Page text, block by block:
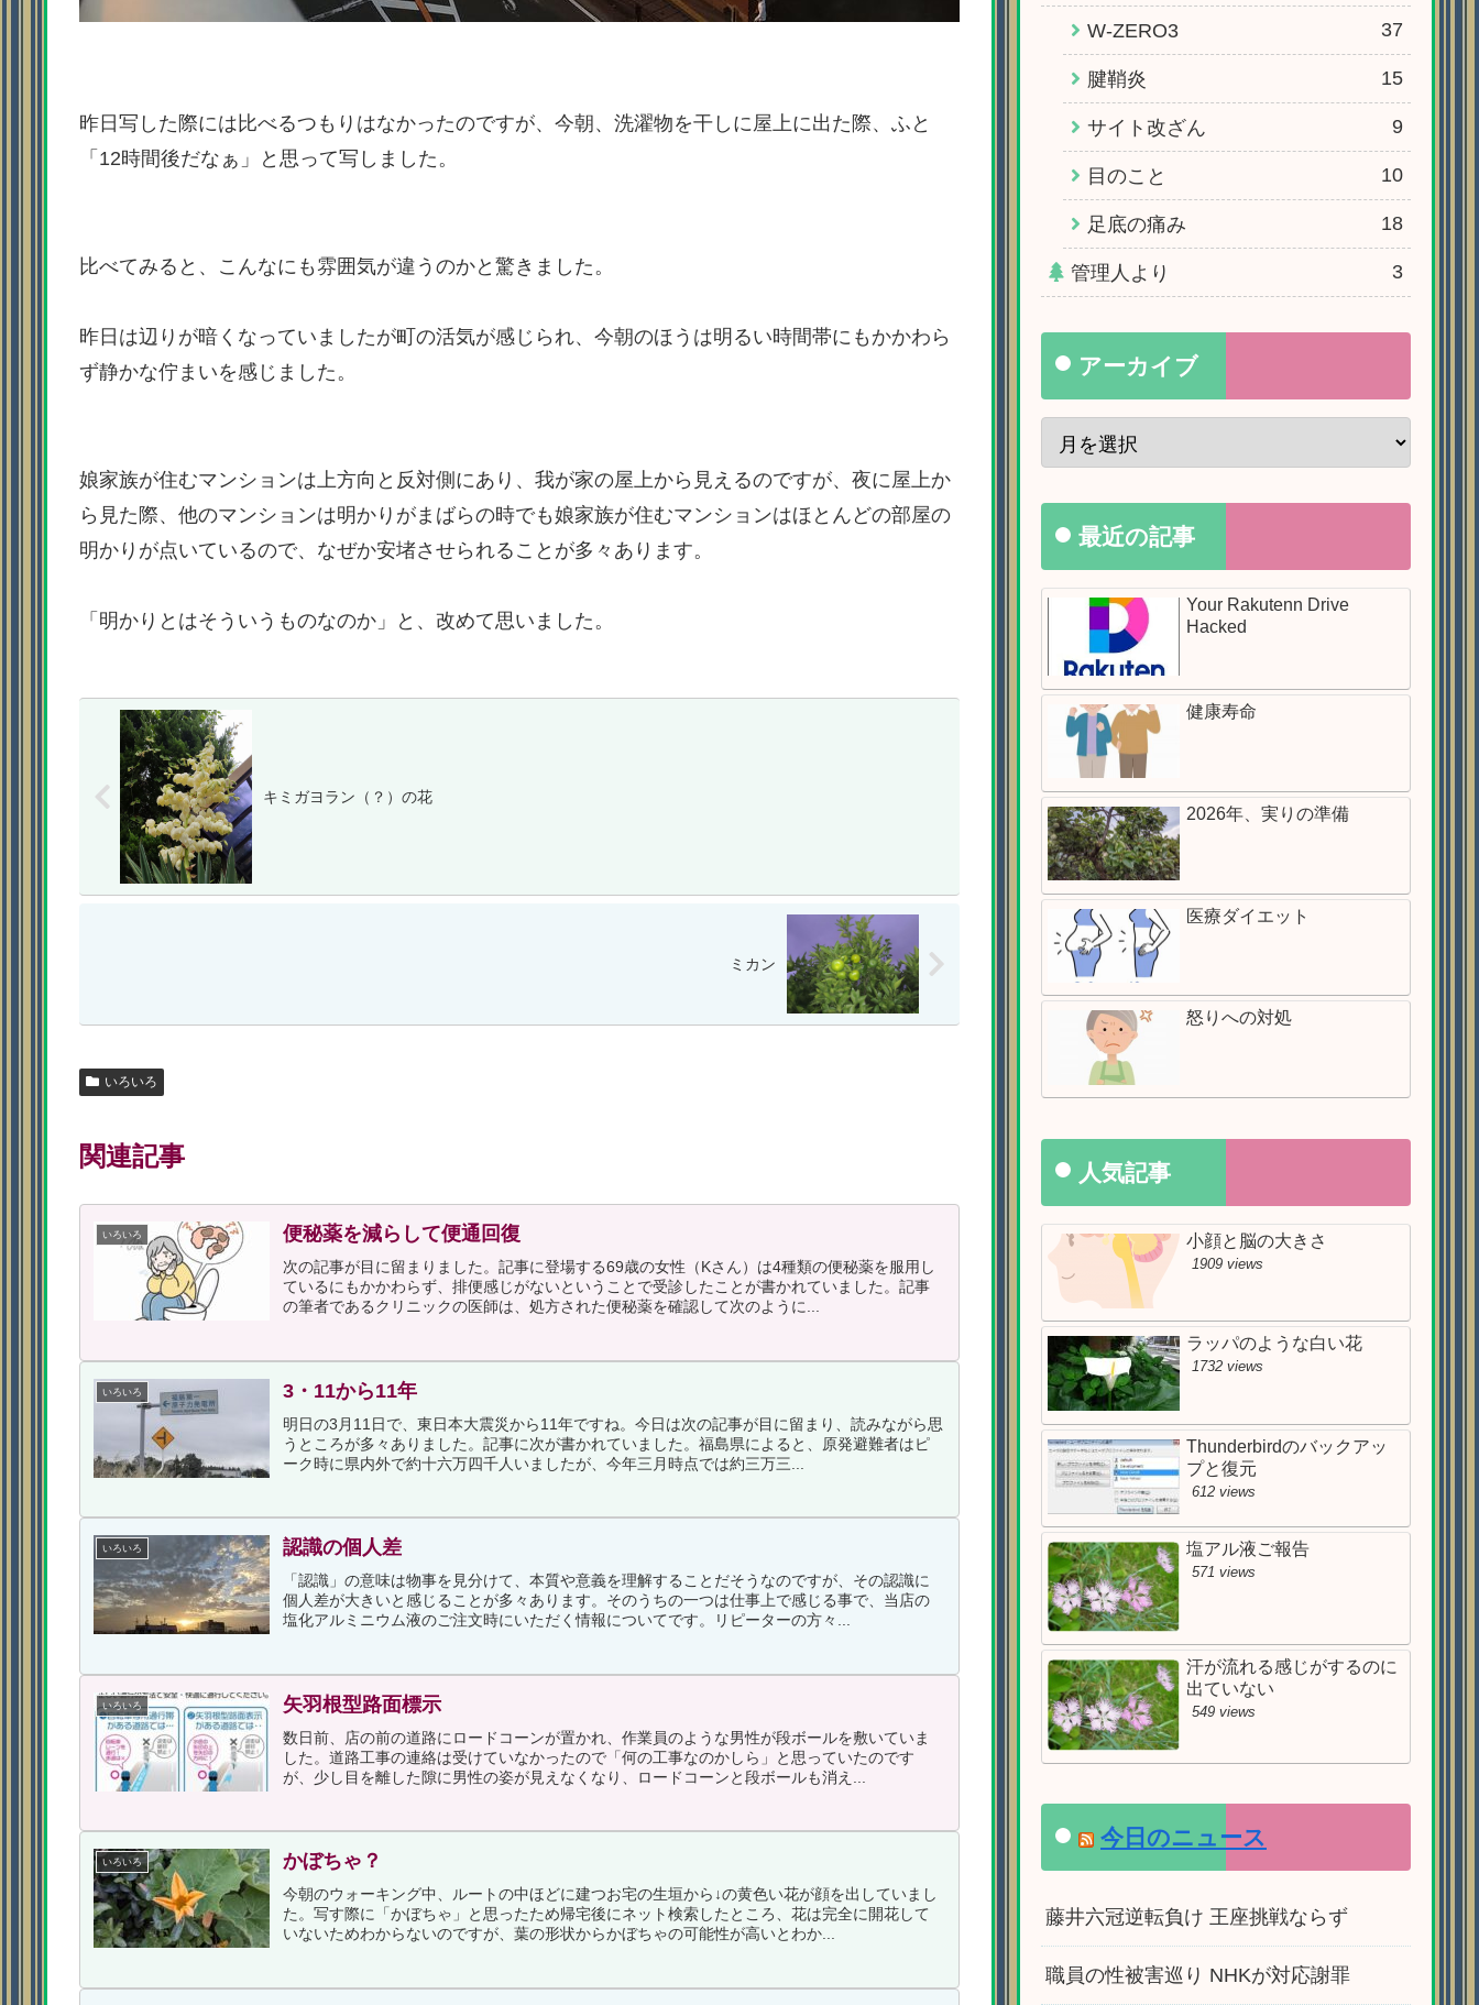
昨日写した際には比べるつもりはなかったのですが、今朝、洗濯物を干しに屋上に出た際、ふと
「12時間後だなぁ」と思って写しました。
比べてみると、こんなにも雰囲気が違うのかと驚きました。
昨日は辺りが暗くなっていましたが町の活気が感じられ、今朝のほうは明るい時間帯にもかかわら
ず静かな佇まいを感じました。
娘家族が住むマンションは上方向と反対側にあり、我が家の屋上から見えるのですが、夜に屋上か
ら見た際、他のマンションは明かりがまばらの時でも娘家族が住むマンションはほとんどの部屋の
明かりが点いているので、なぜか安堵させられることが多々あります。
「明かりとはそういうものなのか」と、改めて思いました。
キミガヨラン（？）の花
ミカン
いろいろ
関連記事
いろいろ 便秘薬を減らして便通回復
次の記事が目に留まりました。記事に登場する69歳の女性（Kさん）は4種類の便秘薬を服用し
ているにもかかわらず、排便感じがないということで受診したことが書かれていました。記事
の筆者であるクリニックの医師は、処方された便秘薬を確認して次のように...
いろいろ 3・11から11年
明日の3月11日で、東日本大震災から11年ですね。今日は次の記事が目に留まり、読みながら思
うところが多々ありました。記事に次が書かれていました。福島県によると、原発避難者はピ
ーク時に県内外で約十六万四千人いましたが、今年三月時点では約三万三...
いろいろ 認識の個人差
「認識」の意味は物事を見分けて、本質や意義を理解することだそうなのですが、その認識に
個人差が大きいと感じることが多々あります。そのうちの一つは仕事上で感じる事で、当店の
塩化アルミニウム液のご注文時にいただく情報についてです。リピーターの方々...
いろいろ 矢羽根型路面標示
数日前、店の前の道路にロードコーンが置かれ、作業員のような男性が段ボールを敷いていま
した。道路工事の連絡は受けていなかったので「何の工事なのかしら」と思っていたのです
が、少し目を離した隙に男性の姿が見えなくなり、ロードコーンと段ボールも消え...
いろいろ かぼちゃ？
今朝のウォーキング中、ルートの中ほどに建つお宅の生垣から↓の黄色い花が顔を出していまし
た。写す際に「かぼちゃ」と思ったため帰宅後にネット検索したところ、花は完全に開花して
いないためわからないのですが、葉の形状からかぼちゃの可能性が高いとわか...
W-ZERO3 37
腱鞘炎 15
サイト改ざん 9
目のこと 10
足底の痛み 18
管理人より 3
アーカイブ
最近の記事
Your Rakutenn Drive
Hacked
健康寿命
2026年、実りの準備
医療ダイエット
怒りへの対処
人気記事
小顔と脳の大きさ
1909 views
ラッパのような白い花
1732 views
Thunderbirdのバックアッ
プと復元
612 views
塩アル液ご報告
571 views
汗が流れる感じがするのに
出ていない
549 views
今日のニュース
藤井六冠逆転負け 王座挑戦ならず
職員の性被害巡り NHKが対応謝罪